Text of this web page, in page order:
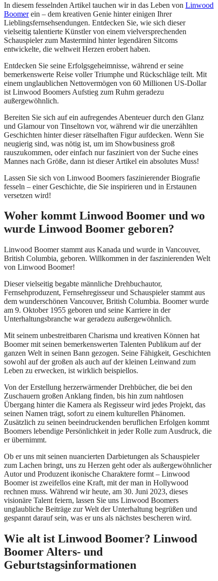
In diesem fesselnden Artikel tauchen wir in das Leben von Linwood
Boomerein – dem kreativen Genie hinter einigen Ihrer
Lieblingsfernsehsendungen. Entdecken Sie, wie sich dieser
vielseitig talentierte Künstler von einem vielversprechenden
Schauspieler zum Mastermind hinter legendären Sitcoms
entwickelte, die weltweit Herzen erobert haben.
Entdecken Sie seine Erfolgsgeheimnisse, während er seine
bemerkenswerte Reise voller Triumphe und Rückschläge teilt. Mit
einem unglaublichen Nettovermögen von 60 Millionen US-Dollar
ist Linwood Boomers Aufstieg zum Ruhm geradezu
außergewöhnlich.
Bereiten Sie sich auf ein aufregendes Abenteuer durch den Glanz
und Glamour von Tinseltown vor, während wir die unerzählten
Geschichten hinter dieser rätselhaften Figur aufdecken. Wenn Sie
neugierig sind, was nötig ist, um im Showbusiness groß
rauszukommen, oder einfach nur fasziniert von der Suche eines
Mannes nach Größe, dann ist dieser Artikel ein absolutes Muss!
Lassen Sie sich von Linwood Boomers faszinierender Biografie
fesseln – einer Geschichte, die Sie inspirieren und in Erstaunen
versetzen wird!
Woher kommt Linwood Boomer und wo
wurde Linwood Boomer geboren?
Linwood Boomer stammt aus Kanada und wurde in Vancouver,
British Columbia, geboren. Willkommen in der faszinierenden Welt
von Linwood Boomer!
Dieser vielseitig begabte männliche Drehbuchautor,
Fernsehproduzent, Fernsehregisseur und Schauspieler stammt aus
dem wunderschönen Vancouver, British Columbia. Boomer wurde
am 9. Oktober 1955 geboren und seine Karriere in der
Unterhaltungsbranche war geradezu außergewöhnlich.
Mit seinem unbestreitbaren Charisma und kreativen Können hat
Boomer mit seinen bemerkenswerten Talenten Publikum auf der
ganzen Welt in seinen Bann gezogen. Seine Fähigkeit, Geschichten
sowohl auf der großen als auch auf der kleinen Leinwand zum
Leben zu erwecken, ist wirklich beispiellos.
Von der Erstellung herzerwärmender Drehbücher, die bei den
Zuschauern großen Anklang finden, bis hin zum nahtlosen
Übergang hinter die Kamera als Regisseur wird jedes Projekt, das
seinen Namen trägt, sofort zu einem kulturellen Phänomen.
Zusätzlich zu seinen beeindruckenden beruflichen Erfolgen kommt
Boomers lebendige Persönlichkeit in jeder Rolle zum Ausdruck, die
er übernimmt.
Ob er uns mit seinen nuancierten Darbietungen als Schauspieler
zum Lachen bringt, uns zu Herzen geht oder als außergewöhnlicher
Autor und Produzent ikonische Charaktere formt – Linwood
Boomer ist zweifellos eine Kraft, mit der man in Hollywood
rechnen muss. Während wir heute, am 30. Juni 2023, dieses
visionäre Talent feiern, lassen Sie uns Linwood Boomers
unglaubliche Beiträge zur Welt der Unterhaltung begrüßen und
gespannt darauf sein, was er uns als nächstes bescheren wird.
Wie alt ist Linwood Boomer? Linwood
Boomer Alters- und
Geburtstagsinformationen